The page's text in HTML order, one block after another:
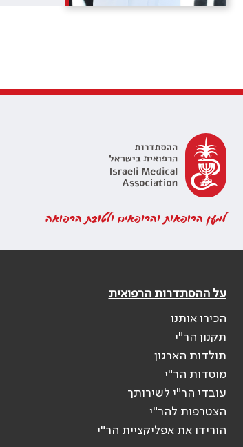
למען הרופאות והרופאים ולטובת הרפואה
על ההסתדרות הרפואית
הכירו אותנו
תקנון הר"י
תולדות הארגון
מוסדות הר"י
עובדי הר"י לשירותך
הצטרפות להר"י
הורידו את אפליקציית הר"י